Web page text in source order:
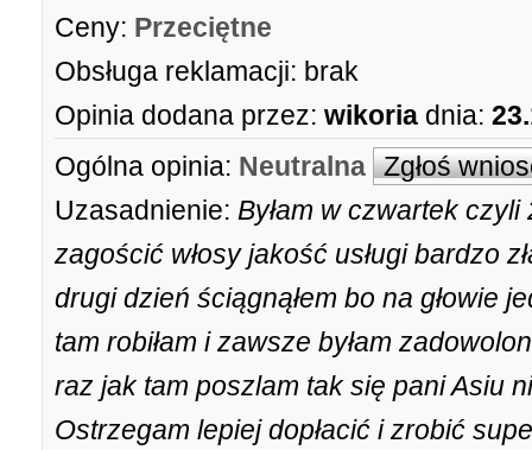
Ceny: Przeciętne
Obsługa reklamacji: brak
Opinia dodana przez: wikoria dnia:
Ogólna opinia: Neutralna Zgłoś
Uzasadnienie: Byłam w czwartek
zagościć włosy jakość usługi bardzo
drugi dzień ściągnąłem bo na głowie
tam robiłam i zawsze byłam
raz jak tam poszlam tak się pani Asiu
Ostrzegam lepiej dopłacić i zrobić